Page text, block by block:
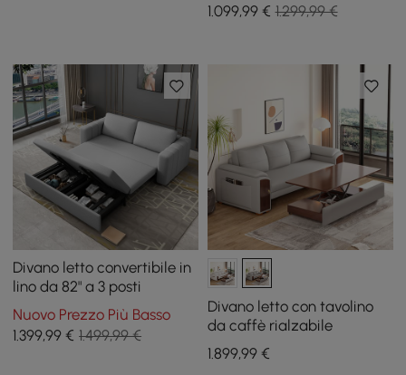
1.099,99€ 1.299,99 €
Divano letto convertibile in
lino da 82" a 3 posti
Nuovo Prezzo Più Basso
1.399,99 € 1.499,99 €
Divano letto con tavolino
da caffè rialzabile
1.899,99€